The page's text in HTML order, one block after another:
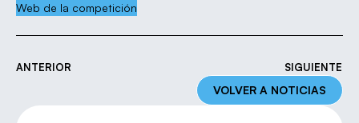
Web de la competición
ANTERIOR SIGUIENTE
VOLVER A NOTICIAS